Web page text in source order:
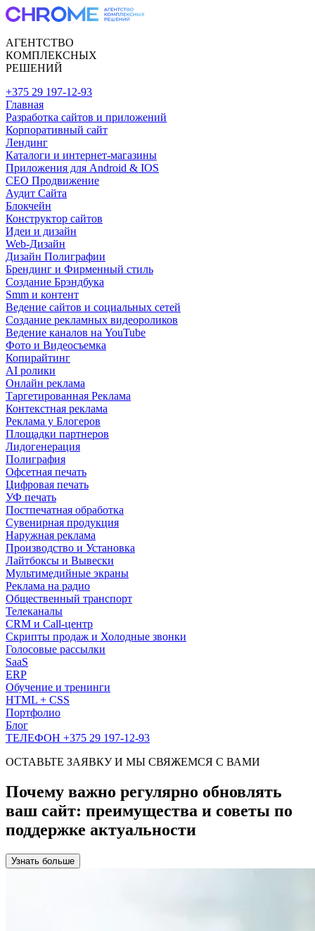
АГЕНТСТВО
КОМПЛЕКСНЫХ
РЕШЕНИЙ
+375 29 197-12-93
Главная
Разработка сайтов и приложений
Корпоративный сайт
Лендинг
Каталоги и интернет-магазины
Приложения для Android & IOS
CEO Продвижение
Аудит Сайта
Блокчейн
Конструктор сайтов
Идеи и дизайн
Web-Дизайн
Дизайн Полиграфии
Брендинг и Фирменный стиль
Создание Брэндбука
Smm и контент
Ведение сайтов и социальных сетей
Создание рекламных видеороликов
Ведение каналов на YouTube
Фото и Видеосъемка
Копирайтинг
AI ролики
Онлайн реклама
Таргетированная Реклама
Контекстная реклама
Реклама у Блогеров
Площадки партнеров
Лидогенерация
Полиграфия
Офсетная печать
Цифровая печать
УФ печать
Постпечатная обработка
Сувенирная продукция
Наружная реклама
Производство и Установка
Лайтбоксы и Вывески
Мультимедийные экраны
Реклама на радио
Общественный транспорт
Телеканалы
CRM и Call-центр
Скрипты продаж и Холодные звонки
Голосовые рассылки
SaaS
ERP
Обучение и тренинги
HTML + CSS
Портфолио
Блог
ТЕЛЕФОН +375 29 197-12-93
ОСТАВЬТЕ ЗАЯВКУ И МЫ СВЯЖЕМСЯ С ВАМИ
Почему важно регулярно обновлять
ваш сайт: преимущества и советы по
поддержке актуальности
Узнать больше